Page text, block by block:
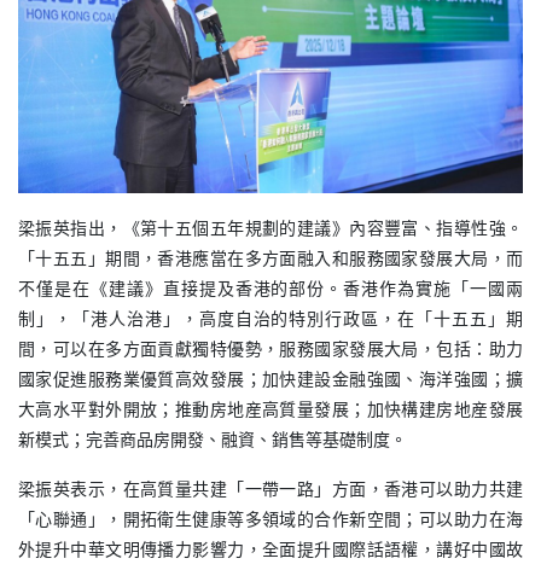
梁振英指出，《第十五個五年規劃的建議》內容豐富、指導性強。
「十五五」期間，香港應當在多方面融入和服務國家發展大局，而
不僅是在《建議》直接提及香港的部份。香港作為實施「一國兩
制」，「港人治港」，高度自治的特別行政區，在「十五五」期
間，可以在多方面貢獻獨特優勢，服務國家發展大局，包括：助力
國家促進服務業優質高效發展；加快建設金融強國、海洋強國；擴
大高水平對外開放；推動房地産高質量發展；加快構建房地産發展
新模式；完善商品房開發、融資、銷售等基礎制度。
梁振英表示，在高質量共建「一帶一路」方面，香港可以助力共建
「心聯通」，開拓衛生健康等多領域的合作新空間；可以助力在海
外提升中華文明傳播力影響力，全面提升國際話語權，講好中國故